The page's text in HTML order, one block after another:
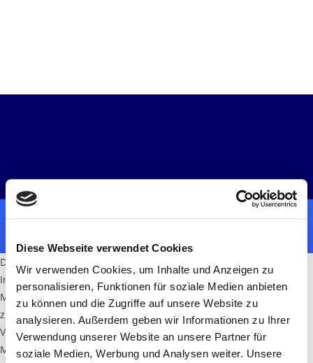
Diese Webseite verwendet Cookies
Wir verwenden Cookies, um Inhalte und Anzeigen zu
personalisieren, Funktionen für soziale Medien anbieten
zu können und die Zugriffe auf unsere Website zu
analysieren. Außerdem geben wir Informationen zu Ihrer
Verwendung unserer Website an unsere Partner für
soziale Medien, Werbung und Analysen weiter. Unsere
Diese Webseite verwendet Cookies. Wir verwenden Cookies, um
Inhalte und Anzeigen zu personalisieren, Funktionen für soziale
Medien anbieten zu können und die Zugriffe auf unsere Website
zu analysieren. Außerdem geben wir Informationen zu Ihrer
Verwendung unserer Website an unsere Partner für soziale
Medien, Werbung und Analysen weiter. Unsere Partner führen